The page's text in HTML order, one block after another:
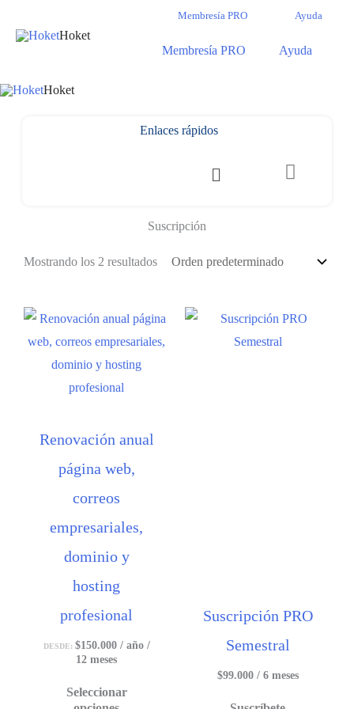
Hoket
Membresía PRO
Membresía PRO
Ayuda
Ayuda
Hoket
Enlaces rápidos
Suscripción
Mostrando los 2 resultados
Renovación anual
página web,
correos
empresariales,
dominio y
hosting
profesional
DESDE: $150.000 / año/
12 meses
Seleccionar
Suscripción PRO
Semestral
$99.000/ 6 meses